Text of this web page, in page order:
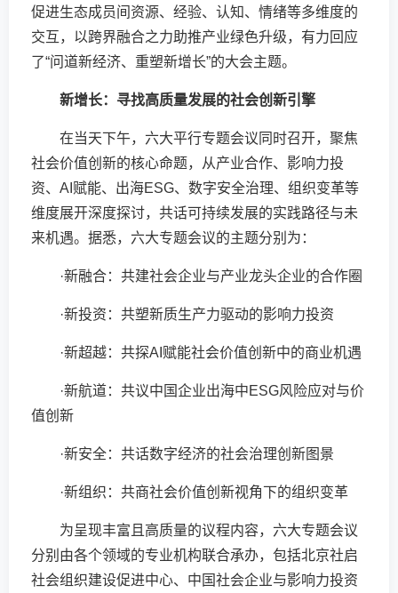
促进生态成员间资源、经验、认知、情绪等多维度的
交互，以跨界融合之力助推产业绿色升级，有力回应
了“问道新经济、重塑新增长”的大会主题。
新增长：寻找高质量发展的社会创新引擎
在当天下午，六大平行专题会议同时召开，聚焦
社会价值创新的核心命题，从产业合作、影响力投
资、AI赋能、出海ESG、数字安全治理、组织变革等
维度展开深度探讨，共话可持续发展的实践路径与未
来机遇。据悉，六大专题会议的主题分别为：
·新融合：共建社会企业与产业龙头企业的合作圈
·新投资：共塑新质生产力驱动的影响力投资
·新超越：共探AI赋能社会价值创新中的商业机遇
·新航道：共议中国企业出海中ESG风险应对与价
值创新
·新安全：共话数字经济的社会治理创新图景
·新组织：共商社会价值创新视角下的组织变革
为呈现丰富且高质量的议程内容，六大专题会议
分别由各个领域的专业机构联合承办，包括北京社启
社会组织建设促进中心、中国社会企业与影响力投资